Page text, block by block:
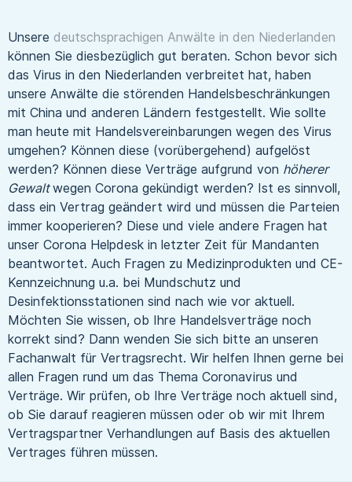
Unsere deutschsprachigen Anwälte in den Niederlanden
können Sie diesbezüglich gut beraten. Schon bevor sich
das Virus in den Niederlanden verbreitet hat, haben
unsere Anwälte die störenden Handelsbeschränkungen
mit China und anderen Ländern festgestellt. Wie sollte
man heute mit Handelsvereinbarungen wegen des Virus
umgehen? Können diese (vorübergehend) aufgelöst
werden? Können diese Verträge aufgrund von höherer
Gewaltwegen Corona gekündigt werden? Ist es sinnvoll,
dass ein Vertrag geändert wird und müssen die Parteien
immer kooperieren? Diese und viele andere Fragen hat
unser Corona Helpdesk in letzter Zeit für Mandanten
beantwortet. Auch Fragen zu Medizinprodukten und CE-
Kennzeichnung u.a. bei Mundschutz und
Desinfektionsstationen sind nach wie vor aktuell.
Möchten Sie wissen, ob Ihre Handelsverträge noch
korrekt sind? Dann wenden Sie sich bitte an unseren
Fachanwalt für Vertragsrecht. Wir helfen Ihnen gerne bei
allen Fragen rund um das Thema Coronavirus und
Verträge. Wir prüfen, ob Ihre Verträge noch aktuell sind,
ob Sie darauf reagieren müssen oder ob wir mit Ihrem
Vertragspartner Verhandlungen auf Basis des aktuellen
Vertrages führen müssen.